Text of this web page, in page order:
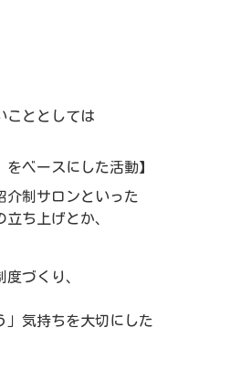
こととしては
をベースにした活動】
介制サロンといった
ち上げとか、
づくり、
」気持ちを大切にした